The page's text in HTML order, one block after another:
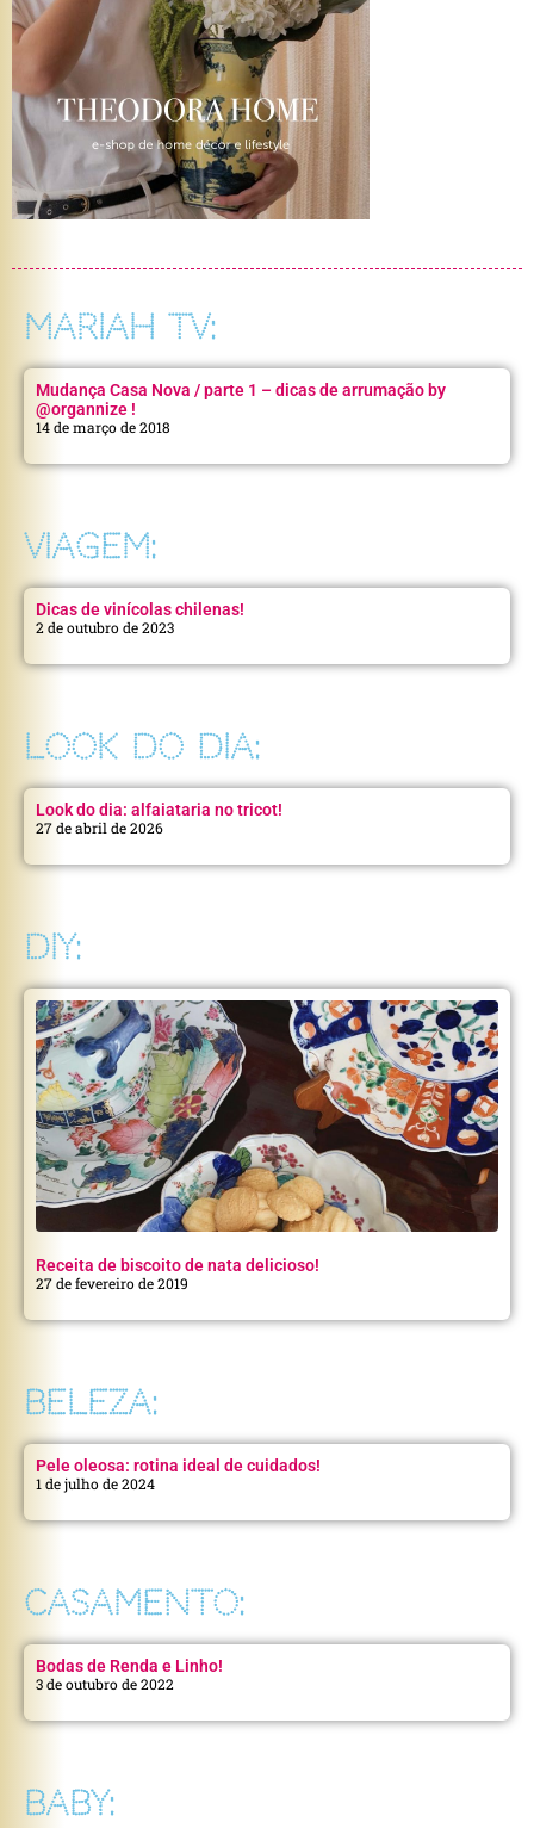
MARIAH TV:
Mudança Casa Nova / parte 1 – dicas de arrumação by
@organnize !
14 de março de 2018
VIAGEM:
Dicas de vinícolas chilenas!
2 de outubro de 2023
LOOK DO DIA:
Look do dia: alfaiataria no tricot!
27 de abril de 2026
DIY:
Receita de biscoito de nata delicioso!
27 de fevereiro de 2019
BELEZA:
Pele oleosa: rotina ideal de cuidados!
1 de julho de 2024
CASAMENTO:
Bodas de Renda e Linho!
3 de outubro de 2022
BABY: